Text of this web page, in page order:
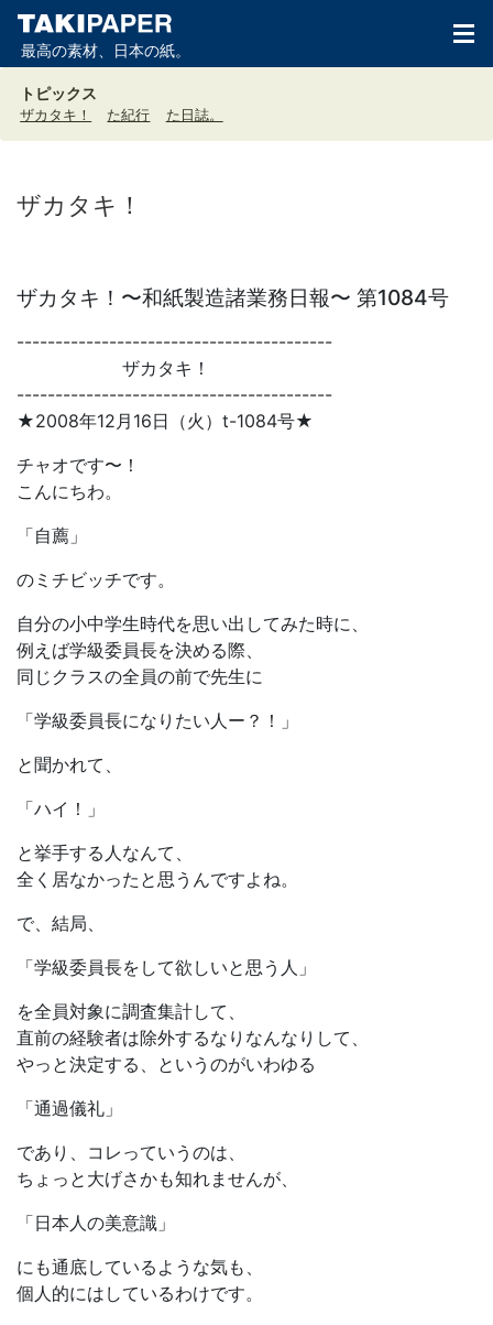
最高の素材、日本の紙。
トピックス
ザカタキ！ た紀行 た日誌。
ザカタキ！
ザカタキ！〜和紙製造諸業務日報〜 第1084号
-----------------------------------------
ザカタキ！
-----------------------------------------
★2008年12月16日（火）t-1084号★
チャオです〜！
こんにちわ。
「自薦」
のミチビッチです。
自分の小中学生時代を思い出してみた時に、
例えば学級委員長を決める際、
同じクラスの全員の前で先生に
「学級委員長になりたい人ー？！」
と聞かれて、
「ハイ！」
と挙手する人なんて、
全く居なかったと思うんですよね。
で、結局、
「学級委員長をして欲しいと思う人」
を全員対象に調査集計して、
直前の経験者は除外するなりなんなりして、
やっと決定する、というのがいわゆる
「通過儀礼」
であり、コレっていうのは、
ちょっと大げさかも知れませんが、
「日本人の美意識」
にも通底しているような気も、
個人的にはしているわけです。